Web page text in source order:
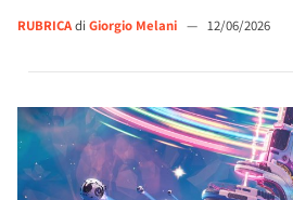
RUBRICAdi Giorgio Melani — 12/06/2026